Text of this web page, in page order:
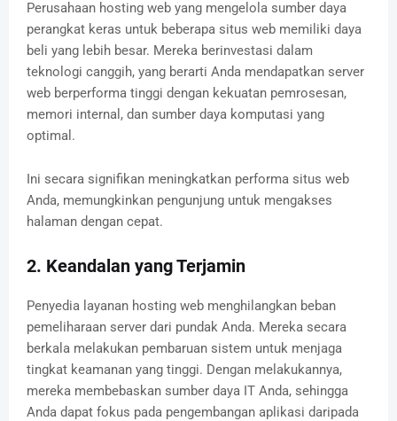
Perusahaan hosting web yang mengelola sumber daya
perangkat keras untuk beberapa situs web memiliki daya
beli yang lebih besar. Mereka berinvestasi dalam
teknologi canggih, yang berarti Anda mendapatkan server
web berperforma tinggi dengan kekuatan pemrosesan,
memori internal, dan sumber daya komputasi yang
optimal.
Ini secara signifikan meningkatkan performa situs web
Anda, memungkinkan pengunjung untuk mengakses
halaman dengan cepat.
2. Keandalan yang Terjamin
Penyedia layanan hosting web menghilangkan beban
pemeliharaan server dari pundak Anda. Mereka secara
berkala melakukan pembaruan sistem untuk menjaga
tingkat keamanan yang tinggi. Dengan melakukannya,
mereka membebaskan sumber daya IT Anda, sehingga
Anda dapat fokus pada pengembangan aplikasi daripada